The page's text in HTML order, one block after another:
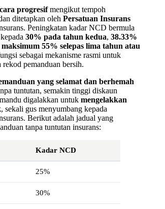
progresifmengikut tempoh
ditetapkan oleh Persatuan Insurans
Peningkatan kadar NCD bermula
30% pada tahun kedua, 38.33%
maksimum 55% selepas lima tahun atau
sebagai mekanisme rasmi untuk
pemanduan bersih.
yang selamat dan berhemah
tuntutan, semakin tinggi diskaun
digalakkan untuk mengelakkan
, sekali gus menyumbang kepada
Berikut adalah jadual yang
tanpa tuntutan insurans:
Kadar NCD
25%
30%